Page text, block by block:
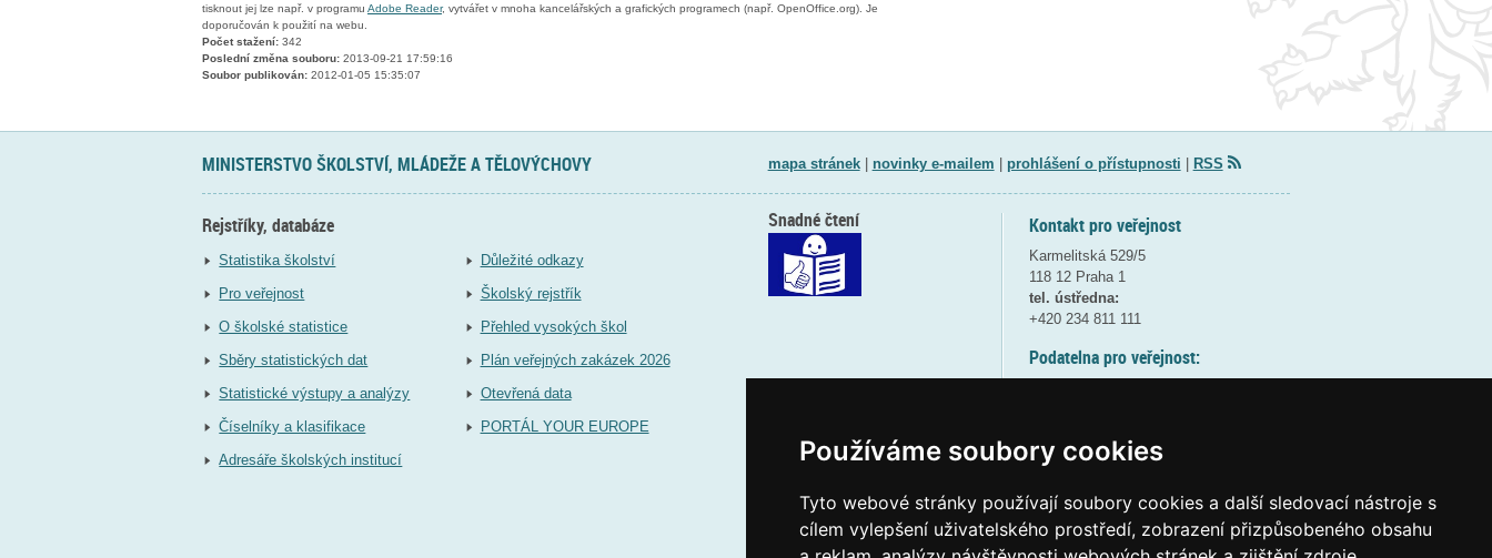
Používáme soubory cookies
Tyto webové stránky používají soubory cookies a další sledovací nástroje s
cílem vylepšení uživatelského prostředí, zobrazení přizpůsobeného obsahu
tisknout jej lze např. v programu Adobe Reader, vytvářet v mnoha kancelářských a grafických programech (např. OpenOffice.org). Je
doporučován k použití na webu.
Počet stažení: 342
Poslední změna souboru: 2013-09-21 17:59:16
Soubor publikován: 2012-01-05 15:35:07
MINISTERSTVO ŠKOLSTVÍ, MLÁDEŽE A TĚLOVÝCHOVY mapa stránek| novinky e-mailem prohlášení o přístupnosti RSS
Rejstříky, databáze
Statistika školství
Pro veřejnost
O školské statistice
Sběry statistických dat
Statistické výstupy a analýzy
Číselníky a klasifikace
Adresáře školských institucí
Důležité odkazy
Školský rejstřík
Přehled vysokých škol
Plán veřejných zakázek 2026
Otevřená data
PORTÁL YOUR EUROPE
Kontakt pro veřejnost
Karmelitská 529/5
118 12 Praha 1
tel. ústředna:
+420 234 811 111
Podatelna pro veřejnost:
(více informací
Elektronická podatelna:
Snadné čtení